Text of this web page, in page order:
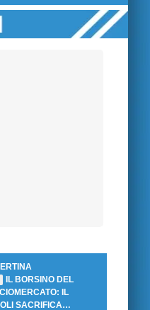
IL BORSINO DEL
IL
SACRIFICA